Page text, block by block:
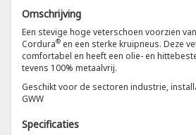
Tricorp
Helly Hansen
Omschrijving
Een stevige hoge veterschoen voorzien
Cordura® en een sterke kruipneus. Deze
comfortabel en heeft een olie- en
tevens 100% metaalvrij.
Geschikt voor de sectoren industrie,
GWW
Specificaties